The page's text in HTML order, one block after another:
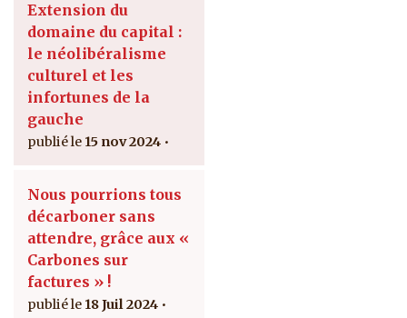
Extension du
domaine du capital :
le néolibéralisme
culturel et les
infortunes de la
gauche
15 nov 2024
Nous pourrions tous
décarboner sans
attendre, grâce aux «
Carbones sur
factures » !
18 Juil 2024